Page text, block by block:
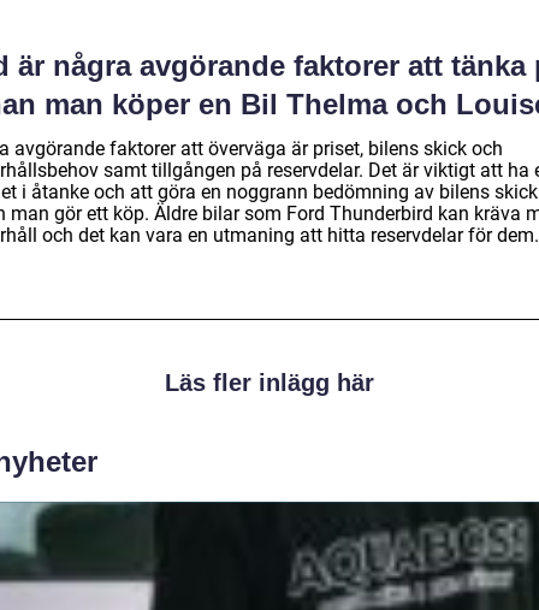
är några avgörande faktorer att tänka
man köper en Bil Thelma och
avgörande faktorer att överväga är priset, bilens skick och
samt tillgången på reservdelar. Det är viktigt att ha
i åtanke och att göra en noggrann bedömning av bilens skick
man gör ett köp. Äldre bilar som Ford Thunderbird kan kräva
och det kan vara en utmaning att hitta reservdelar för dem.
Läs fler inlägg här